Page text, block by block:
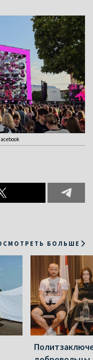
БОЛЬШЕ